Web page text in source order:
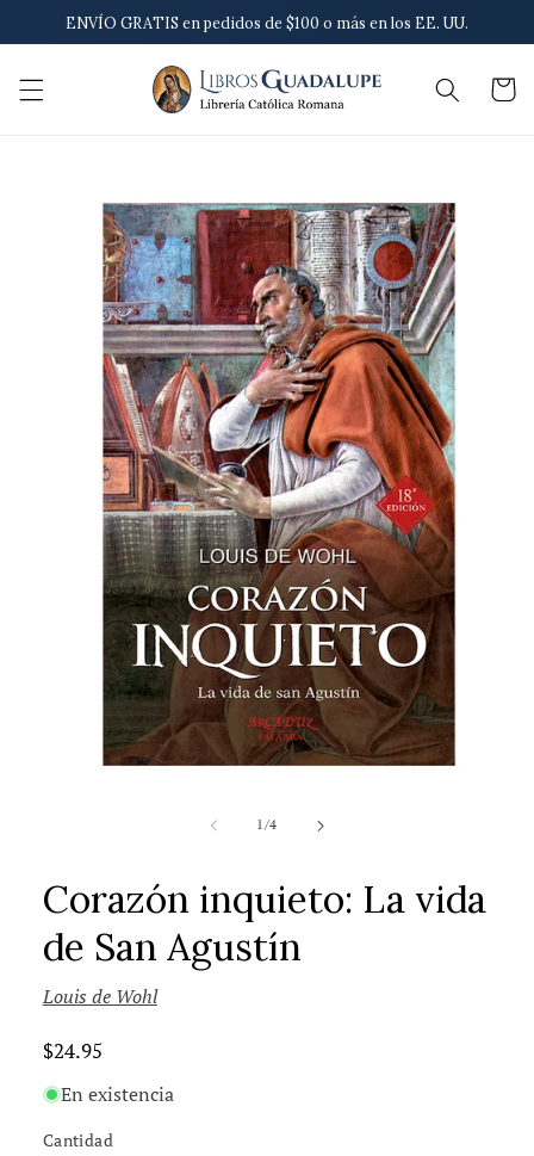
directamente
al contenido
ENVÍO GRATIS en pedidos de $100 o más en los EE. UU.
Carrito
información
del producto
1/de
4
Corazón inquieto: La vida
de San Agustín
Louis de Wohl
Precio
habitual
$24.95
En existencia
Cantidad